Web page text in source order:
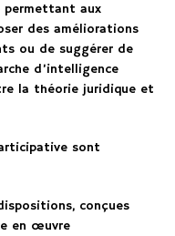
permettant aux
des améliorations
ou de suggérer de
d’intelligence
la théorie juridique et
sont
conçues
en œuvre